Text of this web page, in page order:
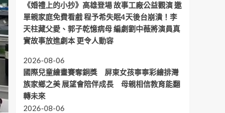
《婚禮上的小抄》高雄登場 故事工廠公益觀演 邀
單親家庭免費看戲 程予希失眠4天後台崩潰！李
天柱藏父愛、郭子乾憶病母 編劇劉中薇將演員真
實故事放進劇本 更令人動容
2026-08-06
國際兒童繪畫賽奪銅獎 屏東女孩寧寧彩繪排灣
族家鄉之美 展望會陪伴成長 母親相信教育能翻
轉未來
2026-08-06